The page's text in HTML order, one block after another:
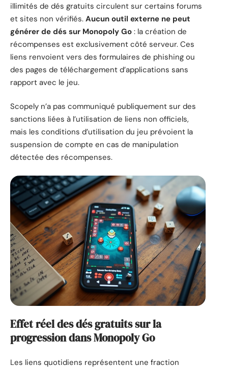
illimités de dés gratuits circulent sur certains forums
et sites non vérifiés. Aucun outil externe ne peut
générer de dés sur Monopoly Go : la création de
récompenses est exclusivement côté serveur. Ces
liens renvoient vers des formulaires de phishing ou
des pages de téléchargement d’applications sans
rapport avec le jeu.
Scopely n’a pas communiqué publiquement sur des
sanctions liées à l’utilisation de liens non officiels,
mais les conditions d’utilisation du jeu prévoient la
suspension de compte en cas de manipulation
détectée des récompenses.
Effet réel des dés gratuits sur la
progression dans Monopoly Go
Les liens quotidiens représentent une fraction